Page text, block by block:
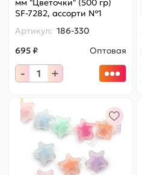
мм "Цветочки" (500 гр)
SF-7282, ассорти №1
Артикул: 186-330
695 ₽
Оптовая
- +